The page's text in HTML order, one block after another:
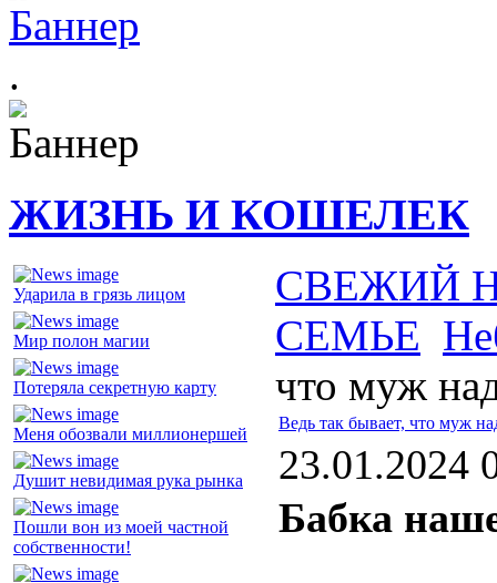
.
ЖИЗНЬ И КОШЕЛЕК
Ударила в грязь лицом
Мир полон магии
Потеряла секретную карту
Меня обозвали миллионершей
Душит невидимая рука рынка
Пошли вон из моей частной
собственности!
СВЕЖИЙ
СЕМЬЕ
что муж
Ведь так бывает, что муж
23.01.2024
Бабка